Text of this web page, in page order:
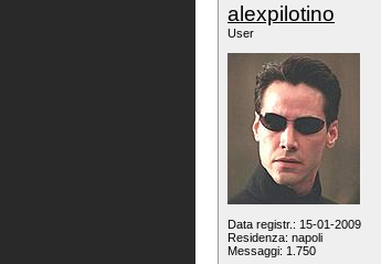
alexpilotino
User
Data registr.: 15-01-2009
Residenza: napoli
Messaggi: 1.750